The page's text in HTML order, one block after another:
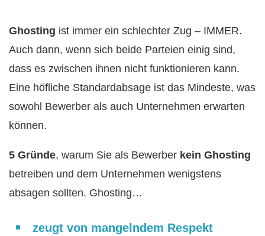
Ghosting ist immer ein schlechter Zug – IMMER.
Auch dann, wenn sich beide Parteien einig sind,
dass es zwischen ihnen nicht funktionieren kann.
Eine höfliche Standardabsage ist das Mindeste, was
sowohl Bewerber als auch Unternehmen erwarten
können.
5 Gründe, warum Sie als Bewerber kein Ghosting
betreiben und dem Unternehmen wenigstens
absagen sollten. Ghosting…
zeugt von mangelndem Respekt